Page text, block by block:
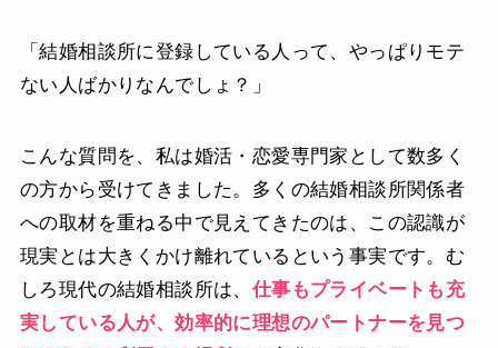
「結婚相談所に登録している人って、やっぱりモテ
ない人ばかりなんでしょ？」
こんな質問を、私は婚活・恋愛専門家として数多く
の方から受けてきました。多くの結婚相談所関係者
への取材を重ねる中で見えてきたのは、この認識が
現実とは大きくかけ離れているという事実です。む
しろ現代の結婚相談所は、 仕事もプライベートも充
実している人が、効率的に理想のパートナーを見つ